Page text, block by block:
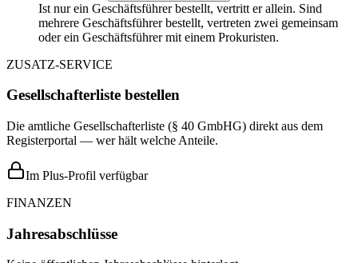
Ist nur ein Geschäftsführer bestellt, vertritt er allein. Sind
mehrere Geschäftsführer bestellt, vertreten zwei gemeinsam
oder ein Geschäftsführer mit einem Prokuristen.
ZUSATZ-SERVICE
Gesellschafterliste bestellen
Die amtliche Gesellschafterliste (§ 40 GmbHG) direkt aus dem
Registerportal — wer hält welche Anteile.
Im Plus-Profil verfügbar
FINANZEN
Jahresabschlüsse